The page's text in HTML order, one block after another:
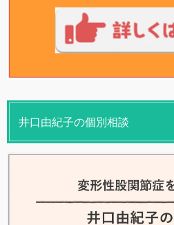
井口由紀子の個別相談